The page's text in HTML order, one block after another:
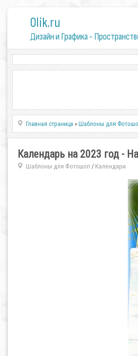
0lik.ru
Дизайн и Графика -
Главная страница »Шаблоны для
Календарь на 2023 год -
Шаблоны для Фотошоп / Календари